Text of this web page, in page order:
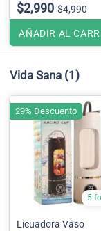
$2,990 $4,990
AÑADIR AL
Vida Sana (1)
5
Licuadora Vaso
29% Descuento